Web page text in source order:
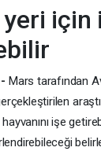
için
Mars tarafından
işe